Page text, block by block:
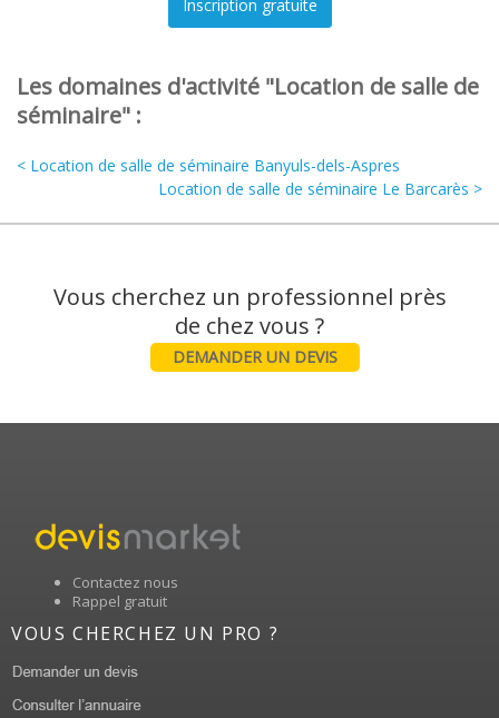
Les domaines d'activité "Location de salle de
séminaire" :
< Location de salle de séminaire Banyuls-dels-Aspres
Location de salle de séminaire Le Barcarès >
Vous cherchez un professionnel près
DEMANDER UN DEVIS
Contactez nous
Rappel gratuit
VOUS CHERCHEZ UN PRO ?